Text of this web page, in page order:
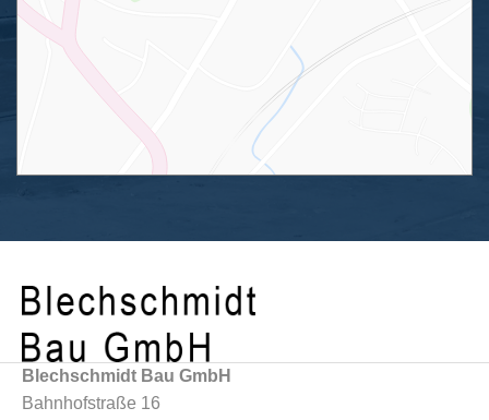
Blechschmidt Bau GmbH
Bahnhofstraße 16